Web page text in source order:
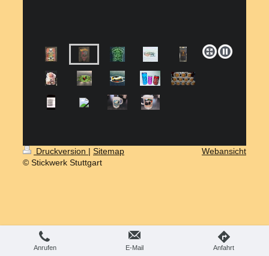
Druckversion | Sitemap
© Stickwerk Stuttgart
Webansicht
Anrufen E-Mail Anfahrt